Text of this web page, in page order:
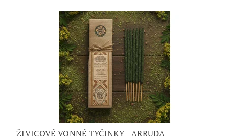
ŽIVICOVÉ VONNÉ TYČINKY - ARRUDA